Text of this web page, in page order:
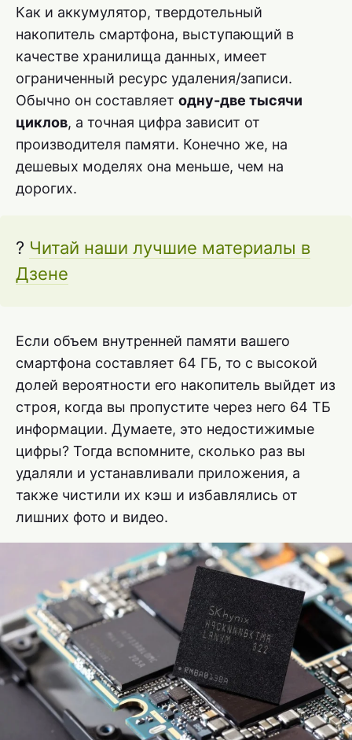
Как и аккумулятор, твердотельный
накопитель смартфона, выступающий в
качестве хранилища данных, имеет
ограниченный ресурс удаления/записи.
Обычно он составляет одну-две тысячи
циклов, а точная цифра зависит от
производителя памяти. Конечно же, на
дешевых моделях она меньше, чем на
дорогих.
? Читай наши лучшие материалы в
Дзене
Если объем внутренней памяти вашего
смартфона составляет 64 ГБ, то с высокой
долей вероятности его накопитель выйдет из
строя, когда вы пропустите через него 64 ТБ
информации. Думаете, это недостижимые
цифры? Тогда вспомните, сколько раз вы
удаляли и устанавливали приложения, а
также чистили их кэш и избавлялись от
лишних фото и видео.